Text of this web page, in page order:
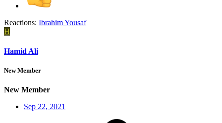
Reactions: Ibrahim Yousaf
H
Hamid Ali
New Member
New Member
Sep 22, 2021